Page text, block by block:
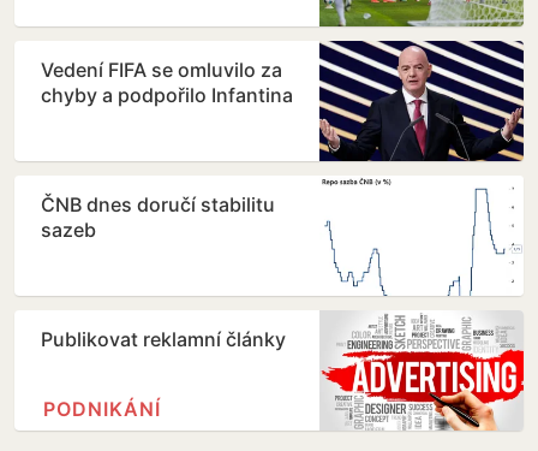
Vedení FIFA se omluvilo za
chyby a podpořilo Infantina
ČNB dnes doručí stabilitu
sazeb
Publikovat reklamní články
PODNIKÁNÍ